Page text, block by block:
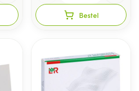
Bestel